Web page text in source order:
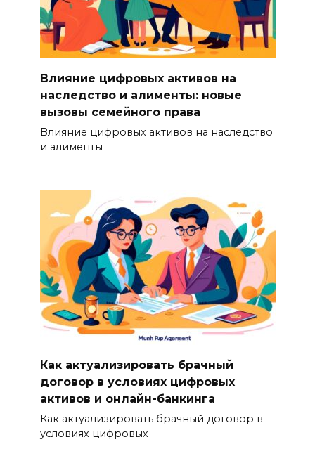
Влияние цифровых активов на
наследство и алименты: новые
вызовы семейного права
Влияние цифровых активов на наследство
и алименты
Как актуализировать брачный
договор в условиях цифровых
активов и онлайн-банкинга
Как актуализировать брачный договор в
условиях цифровых